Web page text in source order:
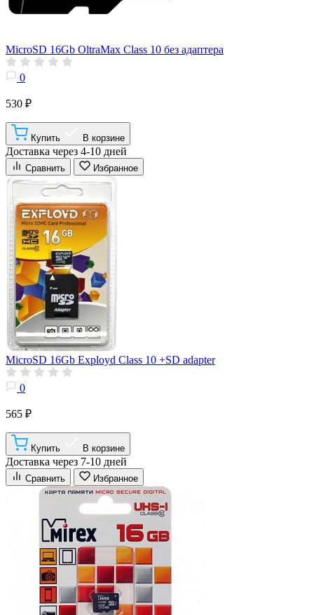
MicroSD 16Gb OltraMax Class 10 без адаптера
0
530 ₽
Купить В корзине
Доставка через 4-10 дней
Сравнить Избранное
MicroSD 16Gb Exployd Class 10 +SD adapter
0
565 ₽
Купить В корзине
Доставка через 7-10 дней
Сравнить Избранное